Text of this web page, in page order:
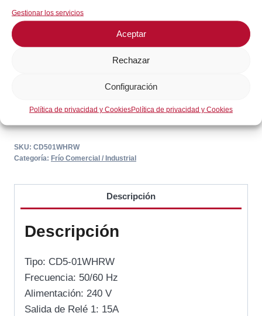
Gestionar los servicios
Aceptar
Rechazar
Configuración
Política de privacidad y CookiesPolítica de privacidad y Cookies
+150°C
cantidad
Consultar en WhatsApp
GARANTÍA DE SEGURIDAD EN EL PAGO
SKU: CD501WHRW
Categoría: Frío Comercial / Industrial
Descripción
Descripción
Tipo: CD5-01WHRW
Frecuencia: 50/60 Hz
Alimentación: 240 V
Salida de Relé 1: 15A